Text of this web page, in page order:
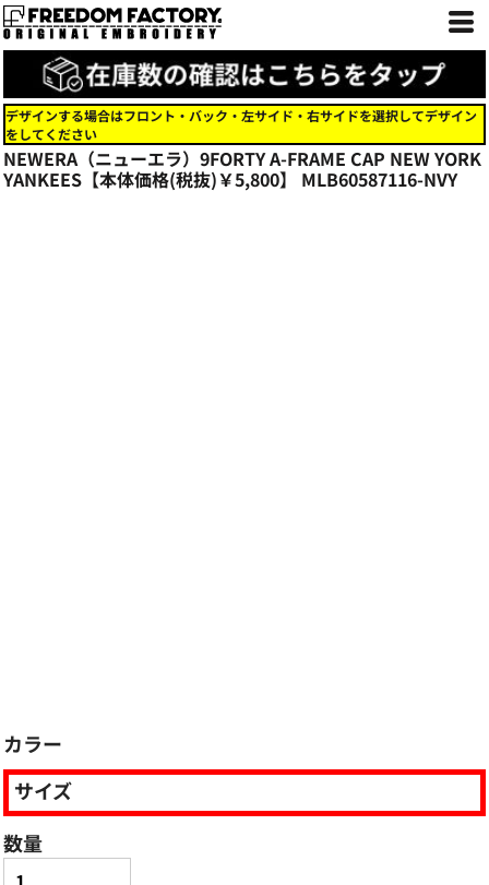
デザインする場合はフロント・バック・左サイド・右サイドを選択してデザイン
をしてください
NEWERA（ニューエラ）9FORTY A-FRAME CAP NEW YORK
YANKEES【本体価格(税抜)￥5,800】 MLB60587116-NVY
カラー
サイズ
数量